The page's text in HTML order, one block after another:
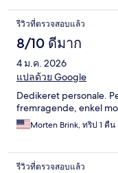
รีวิวที่ตรวจสอบแล้ว
8/10 ดีมาก
4 ม.ค. 2026
แปลด้วย Google
Dedikeret personale.
fremragende, enkel
Morten Brink, ทริป 1 คืน
รีวิวที่ตรวจสอบแล้ว